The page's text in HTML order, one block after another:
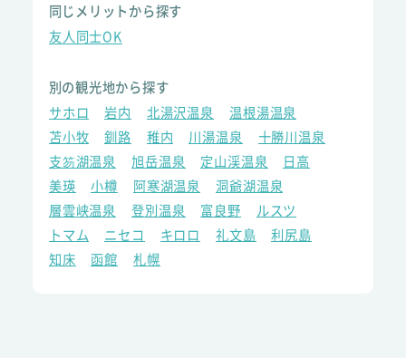
同じメリットから探す
友人同士OK
別の観光地から探す
サホロ
岩内 北湯沢温泉
温根湯温泉
苫小牧
釧路 稚内 川湯温泉
十勝川温泉
支笏湖温泉
旭岳温泉 定山渓温泉
日高
美瑛
小樽 阿寒湖温泉
洞爺湖温泉
層雲峡温泉
登別温泉 富良野
ルスツ
トマム
ニセコ キロロ 礼文島
利尻島
知床
函館 札幌